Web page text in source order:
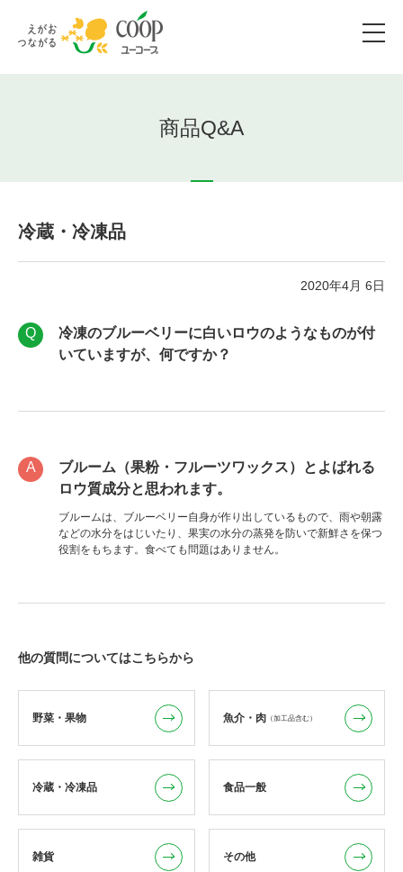
商品Q&A
冷蔵・冷凍品
2020年4月 6日
冷凍のブルーベリーに白いロウのようなものが付
いていますが、何ですか？
ブルーム（果粉・フルーツワックス）とよばれる
ロウ質成分と思われます。
ブルームは、ブルーベリー自身が作り出しているもので、雨や朝露
などの水分をはじいたり、果実の水分の蒸発を防いで新鮮さを保つ
役割をもちます。食べても問題はありません。
他の質問についてはこちらから
野菜・果物 魚介・肉 （加工品含む）
冷蔵・冷凍品 食品一般
雑貨 その他